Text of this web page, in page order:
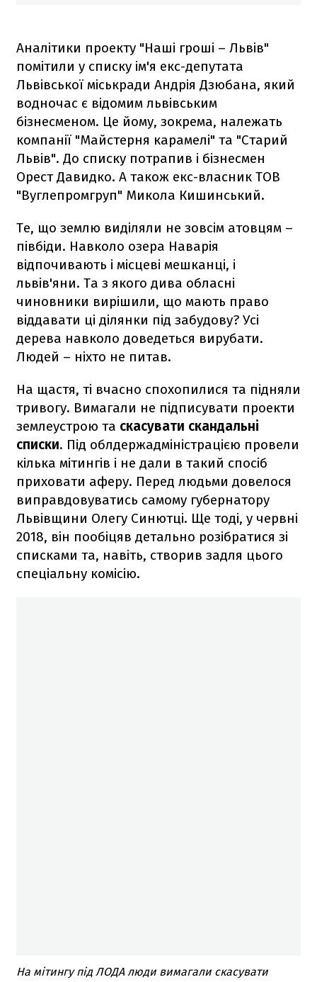
Аналітики проекту "Наші гроші – Львів"
помітили у списку ім'я екс-депутата
Львівської міськради Андрія Дзюбана, який
водночас є відомим львівським
бізнесменом. Це йому, зокрема, належать
компанії "Майстерня карамелі" та "Старий
Львів". До списку потрапив і бізнесмен
Орест Давидко. А також екс-власник ТОВ
"Вуглепромгруп" Микола Кишинський.
Те, що землю виділяли не зовсім атовцям –
півбіди. Навколо озера Наварія
відпочивають і місцеві мешканці, і
львів'яни. Та з якого дива обласні
чиновники вирішили, що мають право
віддавати ці ділянки під забудову? Усі
дерева навколо доведеться вирубати.
Людей – ніхто не питав.
На щастя, ті вчасно спохопилися та підняли
тривогу. Вимагали не підписувати проекти
землеустрою та скасувати скандальні
списки. Під облдержадміністрацією провели
кілька мітингів і не дали в такий спосіб
приховати аферу. Перед людьми довелося
виправдовуватись самому губернатору
Львівщини Олегу Синютці. Ще тоді, у червні
2018, він пообіцяв детально розібратися зі
списками та, навіть, створив задля цього
спеціальну комісію.
На мітингу під ЛОДА люди вимагали скасувати